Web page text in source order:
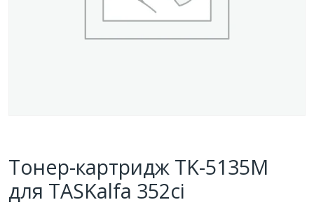
Тонер-картридж TK-5135M
для TASKalfa 352ci